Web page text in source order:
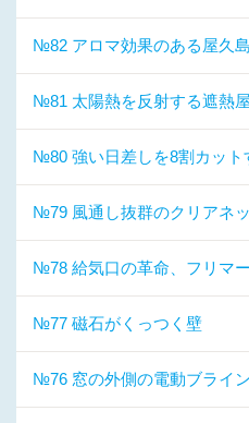
№82 アロマ効果のある屋久
№81 太陽熱を反射する遮熱
№80 強い日差しを8割カット
№79 風通し抜群のクリアネ
№78 給気口の革命、フリマ
№77 磁石がくっつく壁
№76 窓の外側の電動ブライ